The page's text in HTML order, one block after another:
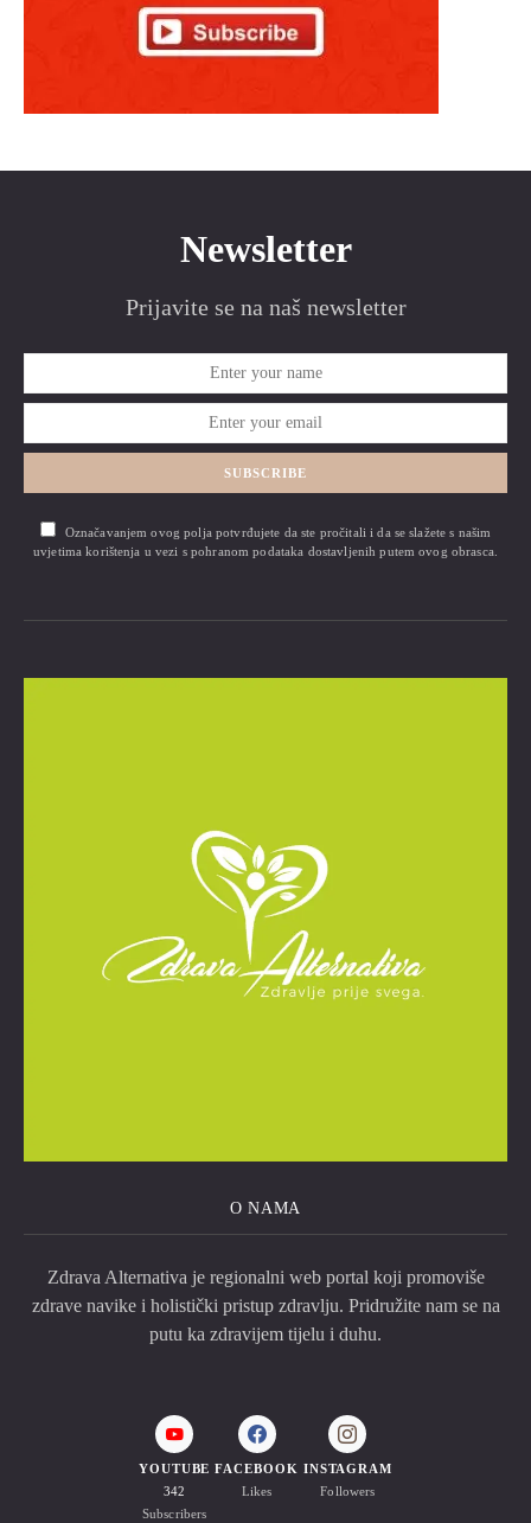
Newsletter
Prijavite se na naš newsletter
SUBSCRIBE
Označavanjem ovog polja potvrđujete da ste pročitali i da se slažete s našim
uvjetima korištenja u vezi s pohranom podataka dostavljenih putem ovog obrasca.
O NAMA
Zdrava Alternativa je regionalni web portal koji promoviše
zdrave navike i holistički pristup zdravlju. Pridružite nam se na
putu ka zdravijem tijelu i duhu.
YOUTUBE
342
Subscribers
FACEBOOK
Likes
INSTAGRAM
Followers